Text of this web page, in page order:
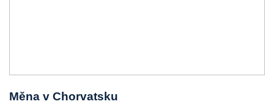
Měna v Chorvatsku